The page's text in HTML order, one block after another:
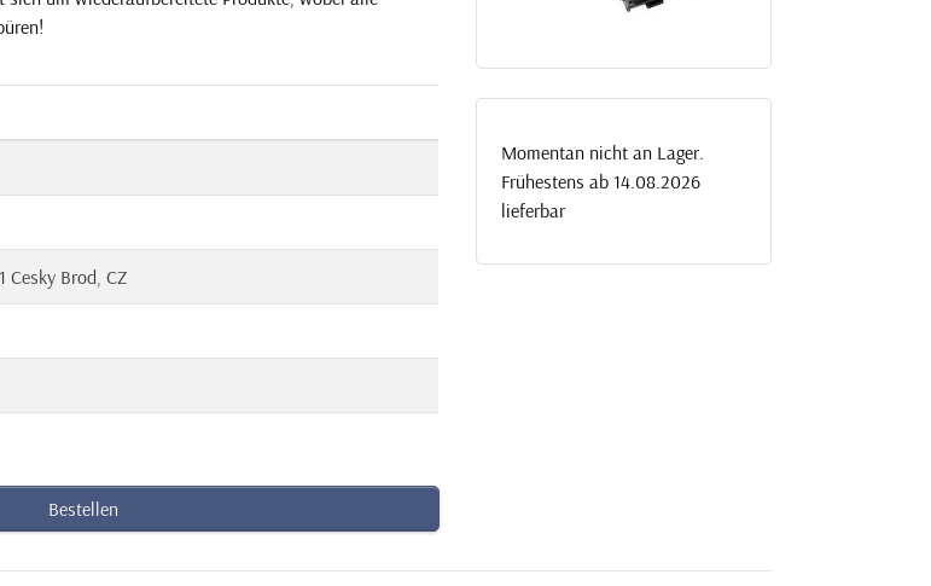
Cesky Brod, CZ
Bestellen
Momentan nicht an Lager.
Frühestens ab 14.08.2026
lieferbar